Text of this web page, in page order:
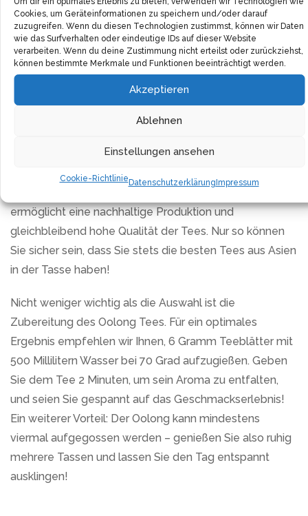
Cookies, um Geräteinformationen zu speichern und/oder darauf
zuzugreifen. Wenn du diesen Technologien zustimmst, können wir Daten
wie das Surfverhalten oder eindeutige IDs auf dieser Website
verarbeiten. Wenn du deine Zustimmung nicht erteilst oder zurückziehst,
können bestimmte Merkmale und Funktionen beeinträchtigt werden.
Akzeptieren
Ablehnen
Einstellungen ansehen
Cookie-RichtlinieDatenschutzerklärungImpressum
gescheut. Während der Erntezeit im Frühling werden die
Teeblätter sorgsam und liebevoll von Hand gepflückt
und verarbeitet. Besonders wertvoll dabei: Es wird
darauf geachtet, dass die hart arbeitenden
Pflückerinnen fair entlohnt werden. Hier kaufen Sie nicht
nur einen hervorragenden Tee, sondern unterstützen
auch die faire Entlohnung!
Um diese erlesene Qualität zu gewährleisten, arbeitet
dieser Teehersteller direkt mit den Farmen und Bauern
ermöglicht eine nachhaltige Produktion und
gleichbleibend hohe Qualität der Tees. Nur so können
Sie sicher sein, dass Sie stets die besten Tees aus Asien
in der Tasse haben!
Nicht weniger wichtig als die Auswahl ist die
Zubereitung des Oolong Tees. Für ein optimales
Ergebnis empfehlen wir Ihnen, 6 Gramm Teeblätter mit
500 Millilitern Wasser bei 70 Grad aufzugießen. Geben
Sie dem Tee 2 Minuten, um sein Aroma zu entfalten,
und seien Sie gespannt auf das Geschmackserlebnis!
Ein weiterer Vorteil: Der Oolong kann mindestens
viermal aufgegossen werden – genießen Sie also ruhig
mehrere Tassen und lassen Sie den Tag entspannt
ausklingen!